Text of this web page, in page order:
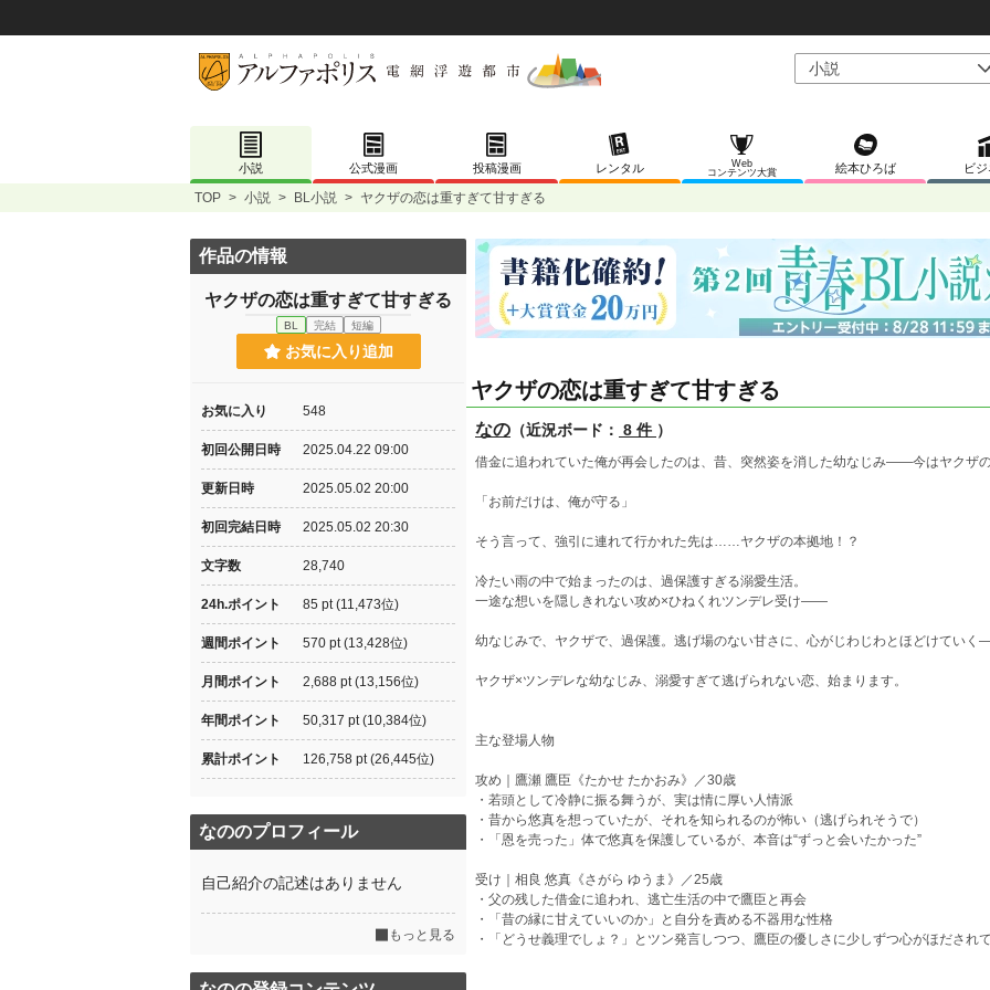
小説 公式漫画 投稿漫画 レンタル
Web
コンテンツ大賞
絵本ひろば ビジ
TOP > 小説 > BL小説 > ヤクザの恋は重すぎて甘すぎる
ヤクザの恋は重すぎて甘すぎる
なの （近況ボード： 8 件 ）
借金に追われていた俺が再会したのは、昔、突然姿を消した幼なじみ――今はヤクザの
「お前だけは、俺が守る」
そう言って、強引に連れて行かれた先は……ヤクザの本拠地！？
冷たい雨の中で始まったのは、過保護すぎる溺愛生活。
一途な想いを隠しきれない攻め×ひねくれツンデレ受け――
幼なじみで、ヤクザで、過保護。逃げ場のない甘さに、心がじわじわとほどけてい
ヤクザ×ツンデレな幼なじみ、溺愛すぎて逃げられない恋、始まります。
主な登場人物
攻め｜鷹瀬 鷹臣《たかせ たかおみ》／30歳
・若頭として冷静に振る舞うが、実は情に厚い人情派
・昔から悠真を想っていたが、それを知られるのが怖い（逃げられそうで）
・「恩を売った」体で悠真を保護しているが、本音は“ずっと会いたかった”
受け｜相良 悠真《さがら ゆうま》／25歳
・父の残した借金に追われ、逃亡生活の中で鷹臣と再会
・「昔の縁に甘えていいのか」と自分を責める不器用な性格
・「どうせ義理でしょ？」とツン発言しつつ、鷹臣の優しさに少しずつ心がほだされ
作品の情報
ヤクザの恋は重すぎて甘すぎる
BL 完結 短編
お気に入り追加
お気に入り 548
初回公開日時 2025.04.22 09:00
更新日時 2025.05.02 20:00
初回完結日時 2025.05.02 20:30
文字数 28,740
24h.ポイント 85 pt (11,473位)
週間ポイント 570 pt (13,428位)
月間ポイント 2,688 pt (13,156位)
年間ポイント 50,317 pt (10,384位)
累計ポイント 126,758 pt (26,445位)
なののプロフィール
自己紹介の記述はありません
もっと見る